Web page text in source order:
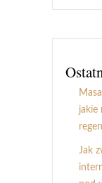
jakie
Jak